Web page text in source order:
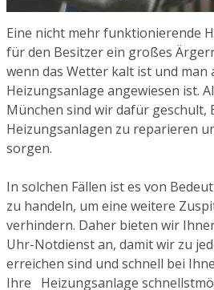
Eine nicht mehr funktionierende
für den Besitzer ein großes
wenn das Wetter kalt ist und man
Heizungsanlage angewiesen ist.
München sind wir dafür geschult,
Heizungsanlagen zu reparieren
sorgen.
In solchen Fällen ist es von
zu handeln, um eine weitere
verhindern. Daher bieten wir
Uhr-Notdienst an, damit wir zu
erreichen sind und schnell bei
Ihre Heizungsanlage